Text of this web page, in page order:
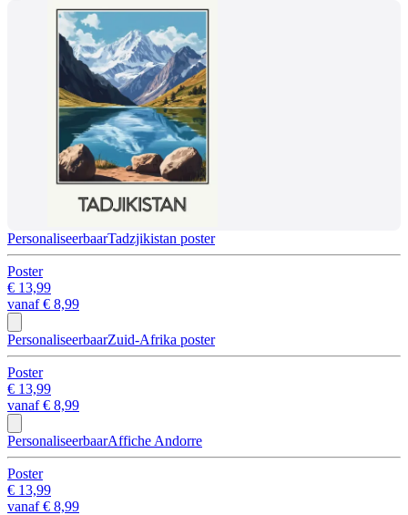
PersonaliseerbaarTadzjikistan poster
Poster
€ 13,99
vanaf€ 8,99
PersonaliseerbaarZuid-Afrika poster
Poster
€ 13,99
vanaf€ 8,99
PersonaliseerbaarAffiche Andorre
Poster
€ 13,99
vanaf€ 8,99